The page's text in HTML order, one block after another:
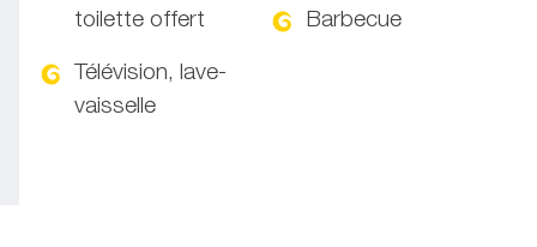
toilette offert
Télévision, lave-
vaisselle
Barbecue